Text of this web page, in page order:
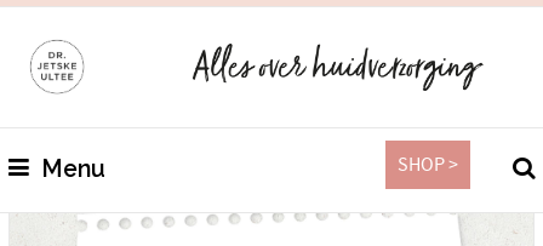
Menu SHOP >